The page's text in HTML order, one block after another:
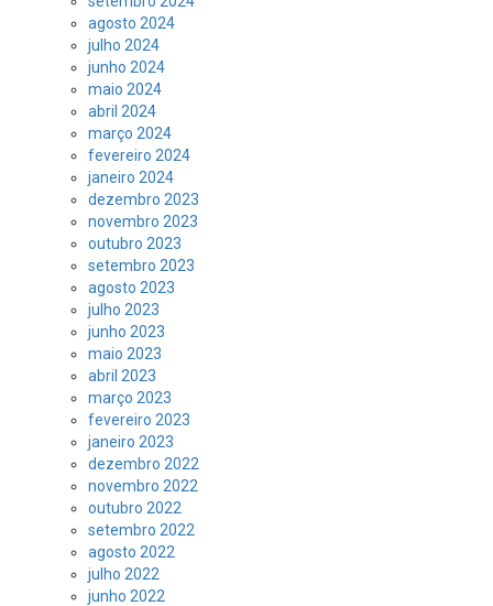
agosto 2024
julho 2024
junho 2024
maio 2024
abril 2024
março 2024
fevereiro 2024
janeiro 2024
dezembro 2023
novembro 2023
outubro 2023
setembro 2023
agosto 2023
julho 2023
junho 2023
maio 2023
abril 2023
março 2023
fevereiro 2023
janeiro 2023
dezembro 2022
novembro 2022
outubro 2022
setembro 2022
agosto 2022
julho 2022
junho 2022